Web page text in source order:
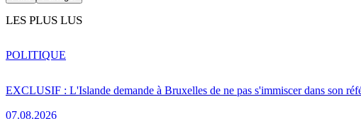
LES PLUS LUS
EXCLUSIF : L'Islande demande à Bruxelles de ne pas s'immiscer dans son
07.08.2026
POLITIQUE